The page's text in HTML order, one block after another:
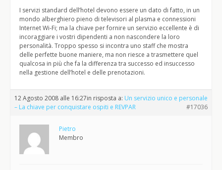
I servizi standard dell’hotel devono essere un dato di fatto, in un
mondo alberghiero pieno di televisori al plasma e connessioni
Internet Wi-Fi; ma la chiave per fornire un servizio eccellente è di
incoraggiare i vostri dipendenti a non nascondere la loro
personalità. Troppo spesso si incontra uno staff che mostra
delle perfette buone maniere, ma non riesce a trasmettere quel
qualcosa in più che fa la differenza tra successo ed insuccesso
nella gestione dell’hotel e delle prenotazioni.
12 Agosto 2008 alle 16:27in risposta a: Un servizio unico e personale
– La chiave per conquistare ospiti e REVPAR
#17036
Pietro
Membro